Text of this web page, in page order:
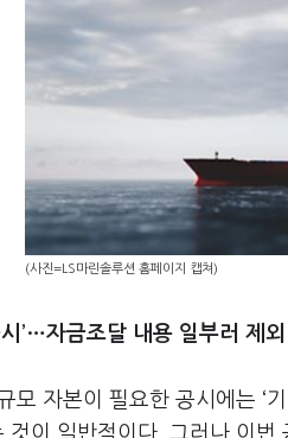
(사진=LS마린솔루션 홈페이지 캡쳐)
’…자금조달 내용 일부러 제외
모 자본이 필요한 공시에는 ‘
것이 일반적이다. 그러나 이